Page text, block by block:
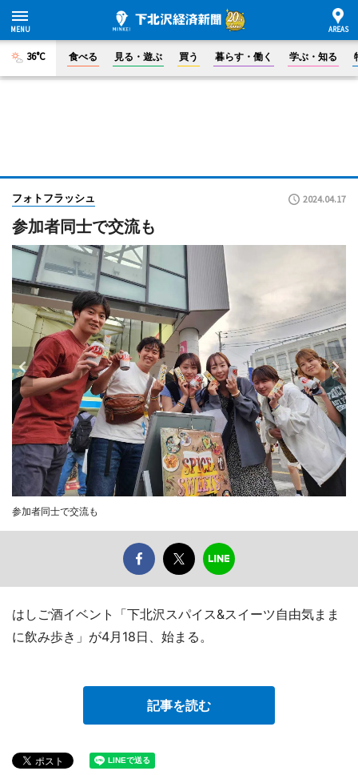
36°C 食べる 見る・遊ぶ 買う 暮らす・働く 学ぶ・知る
フォトフラッシュ 2024.04.17
参加者同士で交流も
参加者同士で交流も
はしご酒イベント「下北沢スパイス&スイーツ自由気まま
に飲み歩き」が4月18日、始まる。
記事を読む